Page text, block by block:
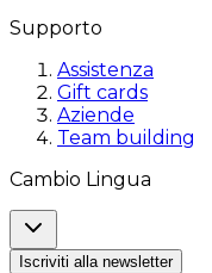
Supporto
Assistenza
Gift cards
Aziende
Team building
Cambio Lingua
Iscriviti alla newsletter